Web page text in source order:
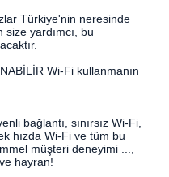
Türkiye'nin neresinde
yardımcı, bu
Wi-Fi kullanmanın
bağlantı, sınırsız Wi-Fi,
hızda Wi-Fi ve tüm bu
müşteri deneyimi ...,
hayran!